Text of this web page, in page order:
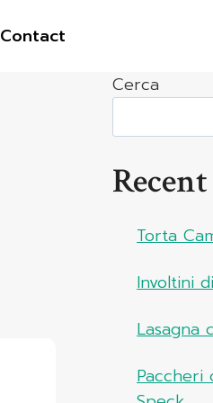
Contact
Cerca
Torta
Involtini
Lasagna
Paccheri